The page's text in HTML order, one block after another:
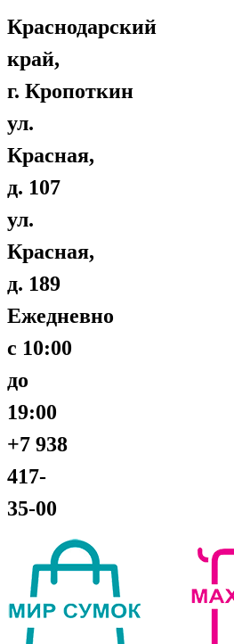
Краснодарский
край,
г. Кропоткин
ул.
Красная,
д. 107
ул.
Красная,
д. 189
Ежедневно
с 10:00
до
19:00
+7 938
417-
35-00